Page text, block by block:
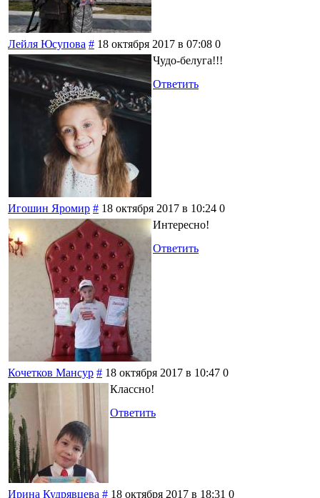
Лейля Юсупова # 18 октября 2017 в 07:08 0
Чудо-белуга!!!
Ответить
Игошин Яромир # 18 октября 2017 в 10:24 0
Интересно!
Ответить
Кочетков Мансур # 18 октября 2017 в 10:47 0
Классно!
Ответить
Ирина Кудрявцева # 18 октября 2017 в 18:31 0